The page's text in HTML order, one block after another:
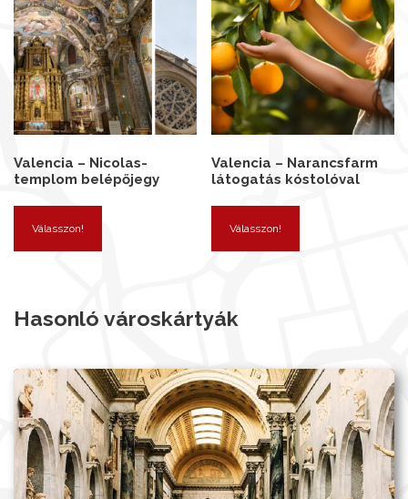
Valencia – Nicolas-
templom belépőjegy
Válasszon!
Valencia – Narancsfarm
látogatás kóstolóval
Válasszon!
Hasonló városkártyák